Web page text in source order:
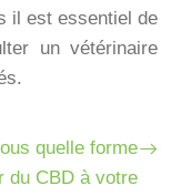
il est essentiel de
un vétérinaire
quelle forme
du CBD à votre